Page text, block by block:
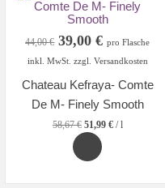
44,00€ Original
price
44,00 €.
39,00€Current
price
39,00 €.
pro Flasche
inkl. MwSt. zzgl. Versandkosten
Chateau Kefraya- Comte
De M- Finely Smooth
58,67€ 51,99 €/l